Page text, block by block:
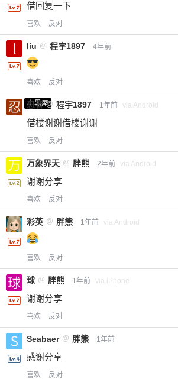
借回复一下
喜欢 反对
liu @ 程宇1897 4年前
喜欢 反对
小黑屋
忍者 @ 程宇1897 1年前 via Android
借楼谢谢借楼谢谢
喜欢 反对
万象界天 @ 胖熊 2年前 via Android
谢谢分享
喜欢 反对
彩英 @ 胖熊 1年前 via Android
喜欢 反对
球 @ 胖熊 1年前 via iPhone
谢谢分享
喜欢 反对
Seabaer @ 胖熊 1年前
感谢分享
喜欢 反对